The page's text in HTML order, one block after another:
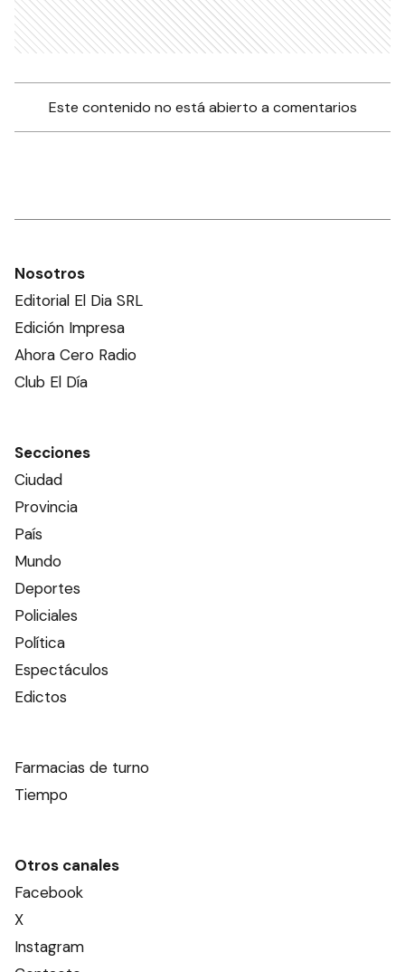
Este contenido no está abierto a comentarios
Nosotros
Editorial El Dia SRL
Edición Impresa
Ahora Cero Radio
Club El Día
Secciones
Ciudad
Provincia
País
Mundo
Deportes
Policiales
Política
Espectáculos
Edictos
Farmacias de turno
Tiempo
Otros canales
Facebook
X
Instagram